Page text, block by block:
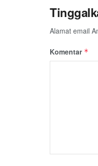
Alamat email
Komentar *